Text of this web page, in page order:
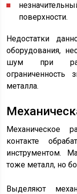
поверхности.
Недостатки
оборудования,
шум при
ограниченность
металла.
Механическое
контакте
инструментом.
тоже металл, но
Выделяют